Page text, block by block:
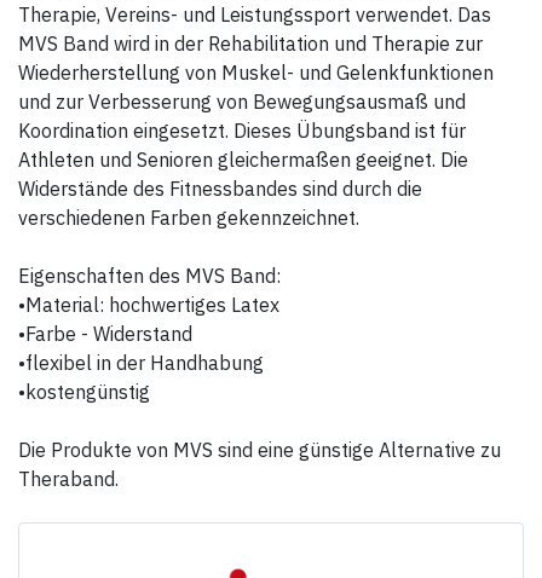
Therapie, Vereins- und Leistungssport verwendet. Das
MVS Band wird in der Rehabilitation und Therapie zur
Wiederherstellung von Muskel- und Gelenkfunktionen
und zur Verbesserung von Bewegungsausmaß und
Koordination eingesetzt. Dieses Übungsband ist für
Athleten und Senioren gleichermaßen geeignet. Die
Widerstände des Fitnessbandes sind durch die
verschiedenen Farben gekennzeichnet.
Eigenschaften des MVS Band:
•Material: hochwertiges Latex
•Farbe - Widerstand
•flexibel in der Handhabung
•kostengünstig
Die Produkte von MVS sind eine günstige Alternative zu
Theraband.